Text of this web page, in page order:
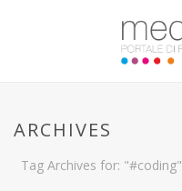
ARCHIVES
Tag Archives for: "#coding"